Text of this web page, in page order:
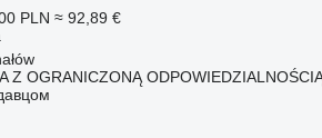
PLN ≈ 92,89 €
Z OGRANICZONĄ